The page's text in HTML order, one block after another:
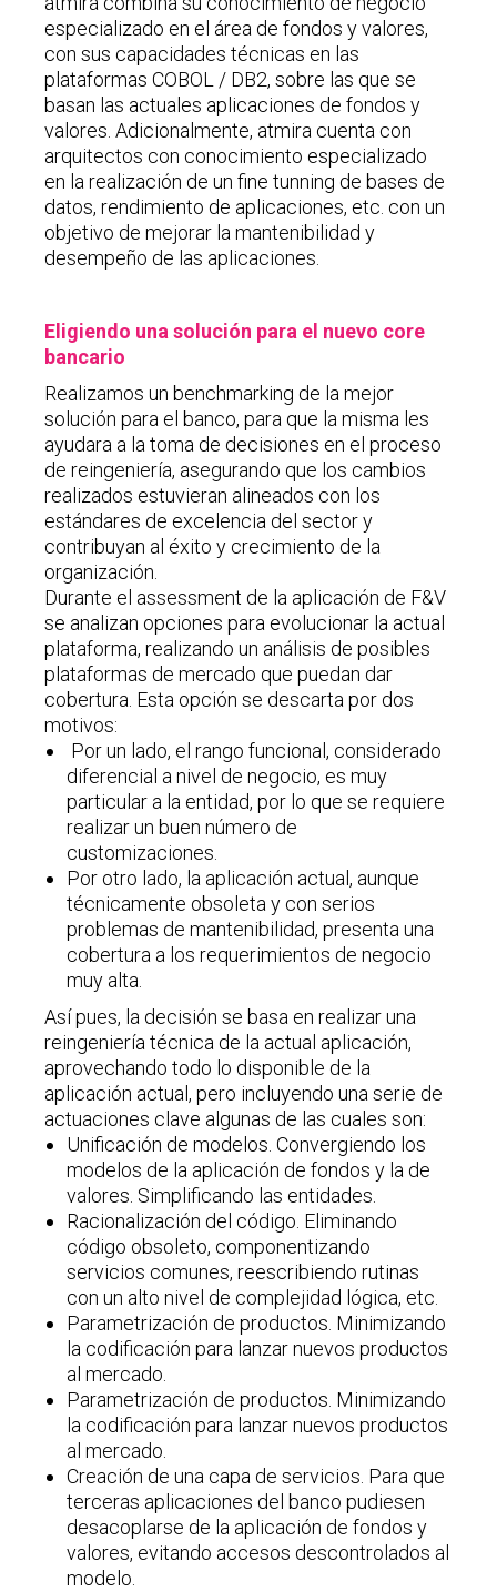
especializado en el área de fondos y valores,
con sus capacidades técnicas en las
plataformas COBOL / DB2, sobre las que se
basan las actuales aplicaciones de fondos y
valores. Adicionalmente, atmira cuenta con
arquitectos con conocimiento especializado
en la realización de un fine tunning de bases de
datos, rendimiento de aplicaciones, etc. con un
objetivo de mejorar la mantenibilidad y
desempeño de las aplicaciones.
Eligiendo una solución para el nuevo core
bancario
Realizamos un benchmarking de la mejor
solución para el banco, para que la misma les
ayudara a la toma de decisiones en el proceso
de reingeniería, asegurando que los cambios
realizados estuvieran alineados con los
estándares de excelencia del sector y
contribuyan al éxito y crecimiento de la
organización.
Durante el assessment de la aplicación de F&V
se analizan opciones para evolucionar la actual
plataforma, realizando un análisis de posibles
plataformas de mercado que puedan dar
cobertura. Esta opción se descarta por dos
motivos:
Por un lado, el rango funcional, considerado
diferencial a nivel de negocio, es muy
particular a la entidad, por lo que se requiere
realizar un buen número de
customizaciones.
Por otro lado, la aplicación actual, aunque
técnicamente obsoleta y con serios
problemas de mantenibilidad, presenta una
cobertura a los requerimientos de negocio
muy alta.
Así pues, la decisión se basa en realizar una
reingeniería técnica de la actual aplicación,
aprovechando todo lo disponible de la
aplicación actual, pero incluyendo una serie de
actuaciones clave algunas de las cuales son:
Unificación de modelos. Convergiendo los
modelos de la aplicación de fondos y la de
valores. Simplificando las entidades.
Racionalización del código. Eliminando
código obsoleto, componentizando
servicios comunes, reescribiendo rutinas
con un alto nivel de complejidad lógica, etc.
Parametrización de productos. Minimizando
la codificación para lanzar nuevos productos
al mercado.
Parametrización de productos. Minimizando
la codificación para lanzar nuevos productos
al mercado.
Creación de una capa de servicios. Para que
terceras aplicaciones del banco pudiesen
desacoplarse de la aplicación de fondos y
valores, evitando accesos descontrolados al
modelo.